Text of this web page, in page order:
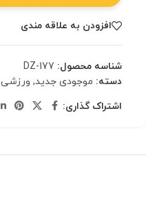
افزودن به علاقه مندی
شناسه محصول: DZ-177
دسته: موجودی جدید, ورزشی
اشتراک گذاری: